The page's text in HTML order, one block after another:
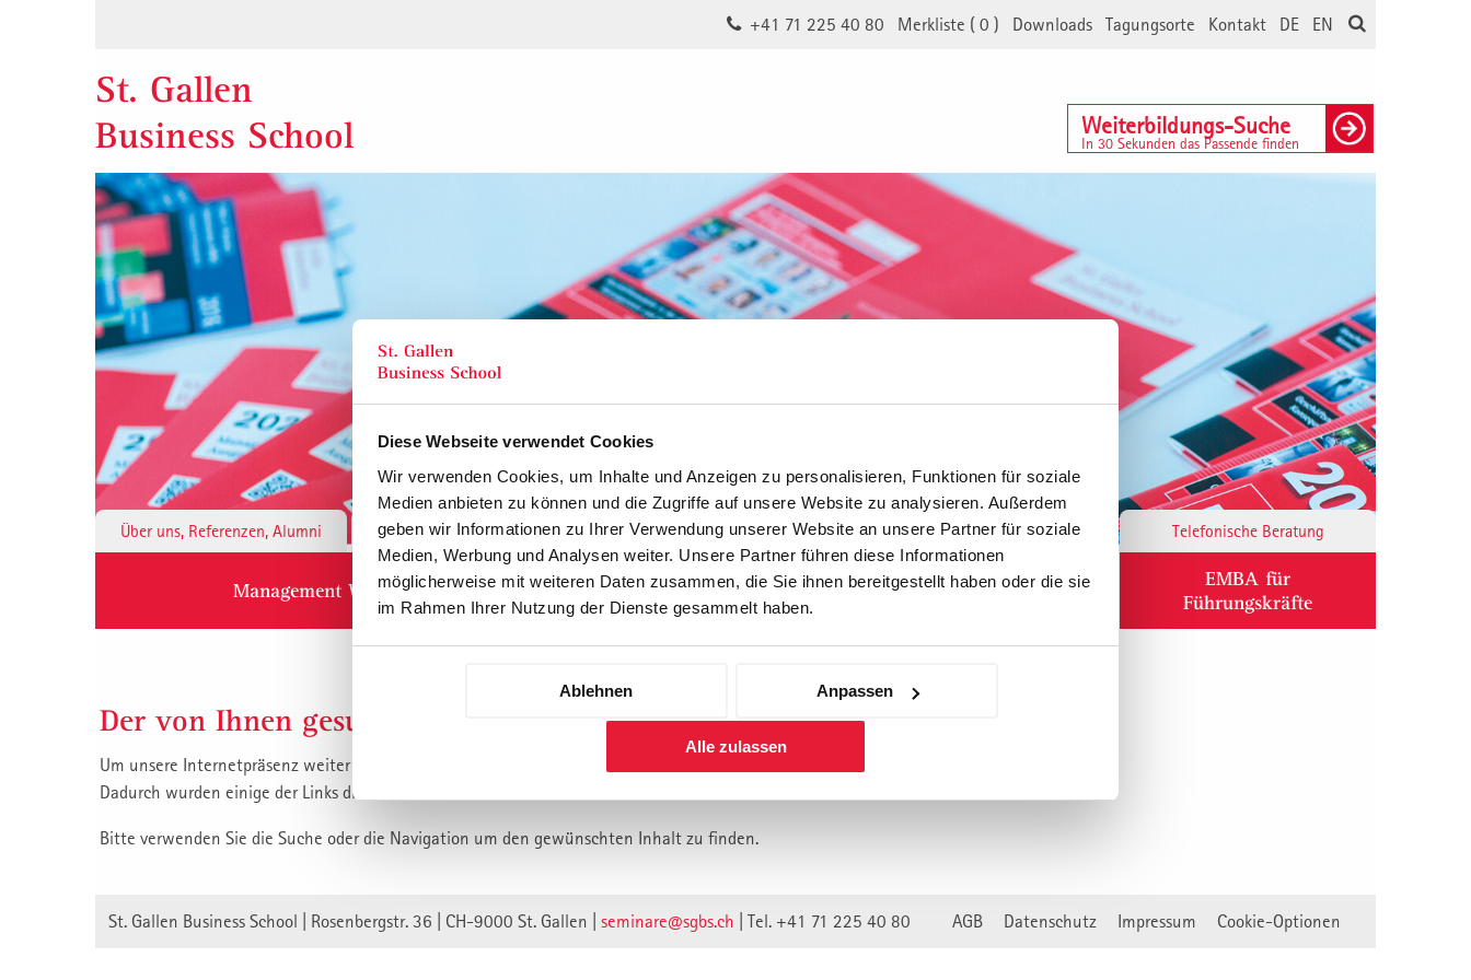
Diese Webseite verwendet Cookies
Wir verwenden Cookies, um Inhalte und Anzeigen zu personalisieren, Funktionen für soziale
Medien anbieten zu können und die Zugriffe auf unsere Website zu analysieren. Außerdem
geben wir Informationen zu Ihrer Verwendung unserer Website an unsere Partner für soziale
Medien, Werbung und Analysen weiter. Unsere Partner führen diese Informationen
möglicherweise mit weiteren Daten zusammen, die Sie ihnen bereitgestellt haben oder die sie
im Rahmen Ihrer Nutzung der Dienste gesammelt haben.
Ablehnen Anpassen
Alle zulassen
EN
DE
Kontakt
Tagungsorte
Downloads
Merkliste (0 )
+41 71 225 40 80
St. Gallen
Business School
Weiterbildungs-Suche
In 30 Sekunden das Passende finden
Über uns, Referenzen, Alumni Institute & Forschung Inhouse, Consulting Corporate Responsibility Telefonische Beratung
Management Weiterbildung
Berufsbegleitendes Praxisstudium
für Führungskräfte
EMBA für
Führungskräfte
Der von Ihnen gesuchte Inhalt ist vermutlich umgezogen.
Um unsere Internetpräsenz weiter zu verbessern, haben wir unsere Webseite auf eine neue technische Basis gestellt.
Dadurch wurden einige der Links die auf unsere Inhalte verweisen unwirksam.
Bitte verwenden Sie die Suche oder die Navigation um den gewünschten Inhalt zu finden.
St. Gallen Business School | Rosenbergstr. 36 | CH-9000 St. Gallen | seminare@sgbs.ch Tel. +41 71 225 40 80 AGB Datenschutz Impressum Cookie-Optionen